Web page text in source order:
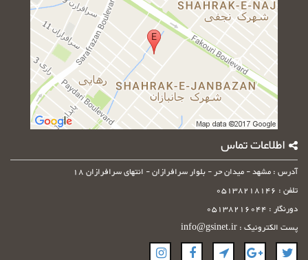
اطلاعات تماس
آدرس : مشهد - میدان حر - بلوار سرافرازان - انتهای سرافرازان 18
تلفن : 05138218146
دورنگار : 05138216044
پست الکترونیک : info@gsinet.ir